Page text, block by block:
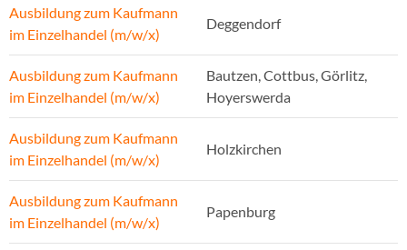
Ausbildung zum Kaufmann
im Einzelhandel (m/w/x)
Deggendorf
Ausbildung zum Kaufmann
im Einzelhandel (m/w/x)
Bautzen, Cottbus, Görlitz,
Hoyerswerda
Ausbildung zum Kaufmann
im Einzelhandel (m/w/x)
Holzkirchen
Ausbildung zum Kaufmann
im Einzelhandel (m/w/x)
Papenburg